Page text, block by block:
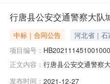
行唐县公安交通警察大队
中标｜合同公告 河北省｜
项目编号：
正文内容： 行唐县公安交通警察
发布时间： 2021-12-27